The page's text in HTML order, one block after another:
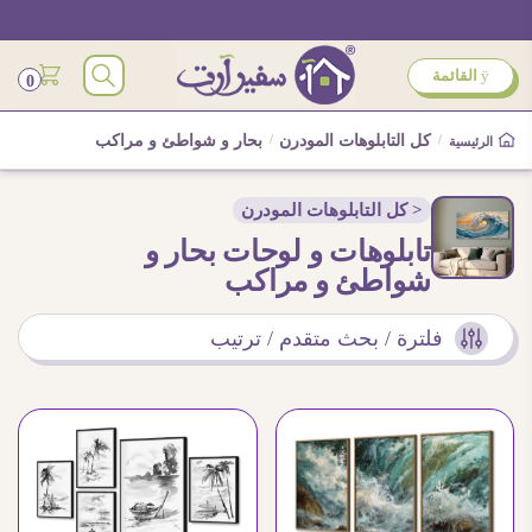
ÿ القائمة 0
الرئيسية / كل التابلوهات المودرن / بحار و شواطئ و مراكب
< كل التابلوهات المودرن
تابلوهات و لوحات بحار و
شواطئ و مراكب
فلترة / بحث متقدم / ترتيب